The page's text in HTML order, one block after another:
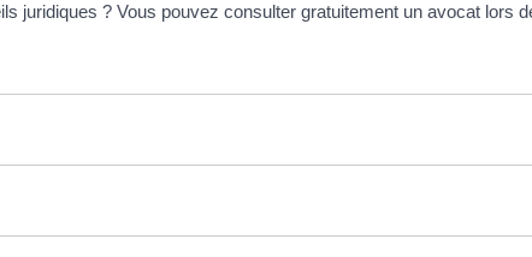
juridiques ? Vous pouvez consulter gratuitement un avocat lors